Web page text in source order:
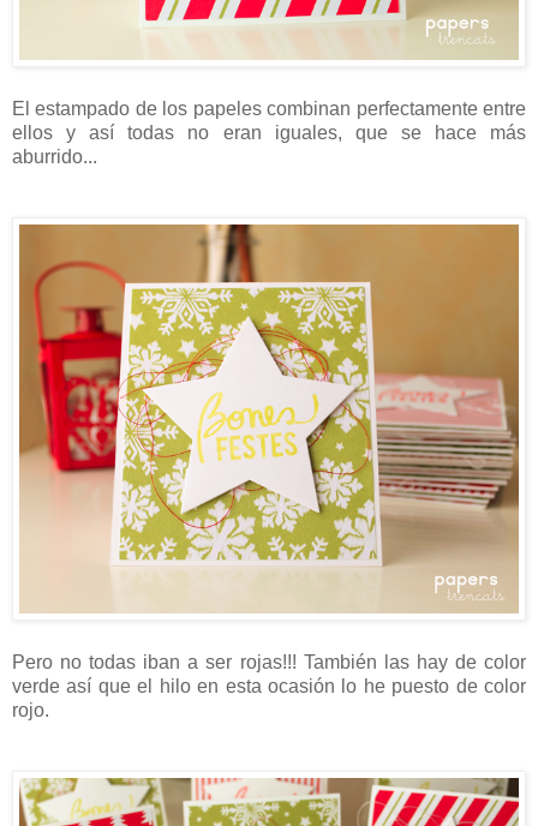
El estampado de los papeles combinan perfectamente entre
ellos y así todas no eran iguales, que se hace más
aburrido...
Pero no todas iban a ser rojas!!! También las hay de color
verde así que el hilo en esta ocasión lo he puesto de color
rojo.